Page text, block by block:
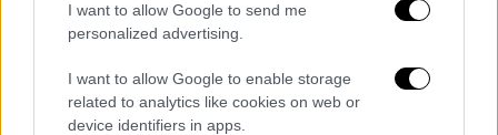
I want to allow Google to send me
personalized advertising.
I want to allow Google to enable storage
related to analytics like cookies on web or
device identifiers in apps.